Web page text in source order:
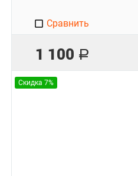
1 100 Р
Сравнить
Скидка 7%